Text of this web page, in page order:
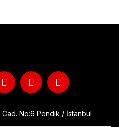
Cad. No:6 Pendik / İstanbul